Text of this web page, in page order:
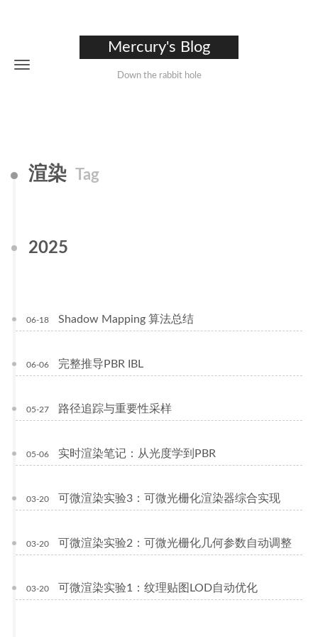
Mercury's Blog
Down the rabbit hole
渲染 Tag
2025
06-18 Shadow Mapping 算法总结
06-06 完整推导PBR IBL
05-27 路径追踪与重要性采样
05-06 实时渲染笔记：从光度学到PBR
03-20 可微渲染实验3：可微光栅化渲染器综合实现
03-20 可微渲染实验2：可微光栅化几何参数自动调整
03-20 可微渲染实验1：纹理贴图LOD自动优化